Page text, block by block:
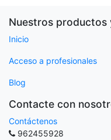
Nuestros productos
Inicio
Acceso a profesionales
Blog
Contacte con
Contáctenos
962455928